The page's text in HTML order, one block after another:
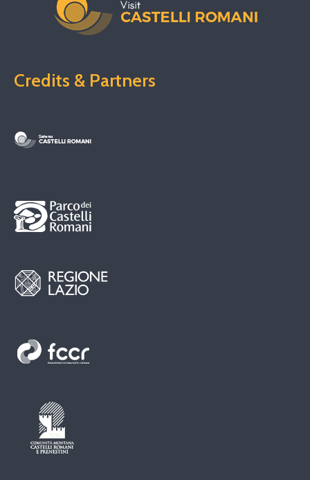
Credits & Partners